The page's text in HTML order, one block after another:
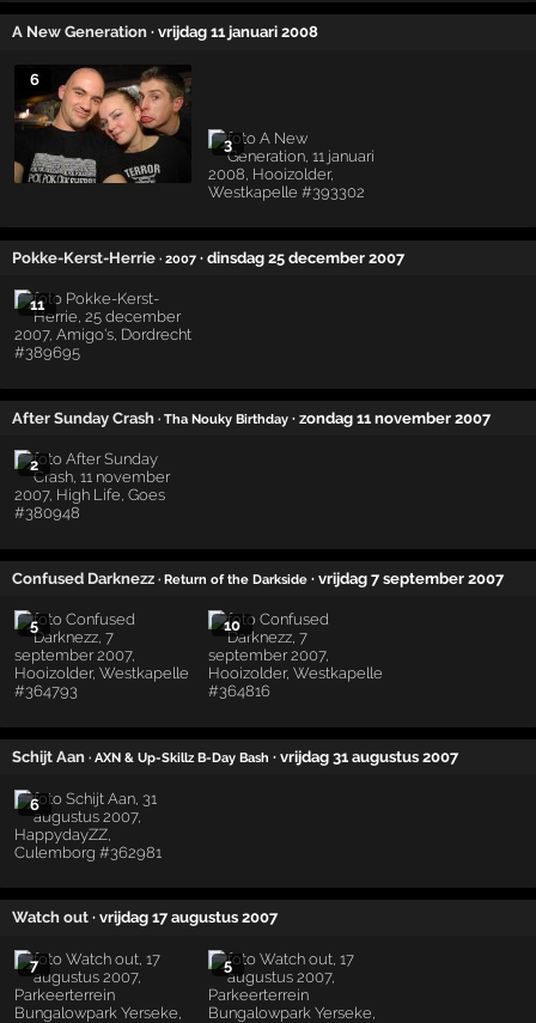
A New Generation · vrijdag 11 januari 2008
6
3
Pokke-Kerst-Herrie · 2007 · dinsdag 25 december 2007
11
After Sunday Crash · Tha Nouky Birthday · zondag 11 november 2007
2
Confused Darknezz · Return of the Darkside · vrijdag 7 september 2007
5 10
Schijt Aan · AXN & Up-Skillz B-Day Bash · vrijdag 31 augustus 2007
6
Watch out · vrijdag 17 augustus 2007
7 5